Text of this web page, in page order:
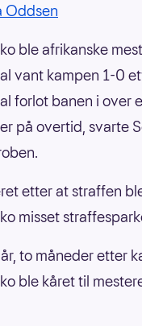
Oddsen
ble afrikanske
vant kampen 1-0
forlot banen i over
på overtid, svarte
etter at straffen
misset
to måneder etter
ble kåret til